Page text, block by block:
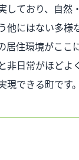
しており、自然
他にはない多様
居住環境がここ
非日常がほどよ
できる町です。